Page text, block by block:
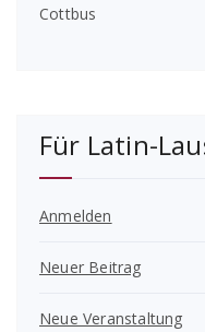
Cottbus
Für Latin-
Anmelden
Neuer Beitrag
Neue Veranstaltung